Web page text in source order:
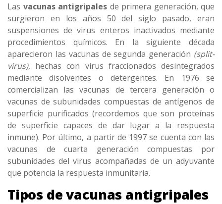
Las vacunas antigripales de primera generación, que
surgieron en los años 50 del siglo pasado, eran
suspensiones de virus enteros inactivados mediante
procedimientos químicos. En la siguiente década
aparecieron las vacunas de segunda generación (split-
virus), hechas con virus fraccionados desintegrados
mediante disolventes o detergentes. En 1976 se
comercializan las vacunas de tercera generación o
vacunas de subunidades compuestas de antígenos de
superficie purificados (recordemos que son proteínas
de superficie capaces de dar lugar a la respuesta
inmune). Por último, a partir de 1997 se cuenta con las
vacunas de cuarta generación compuestas por
subunidades del virus acompañadas de un adyuvante
que potencia la respuesta inmunitaria.
Tipos de vacunas antigripales